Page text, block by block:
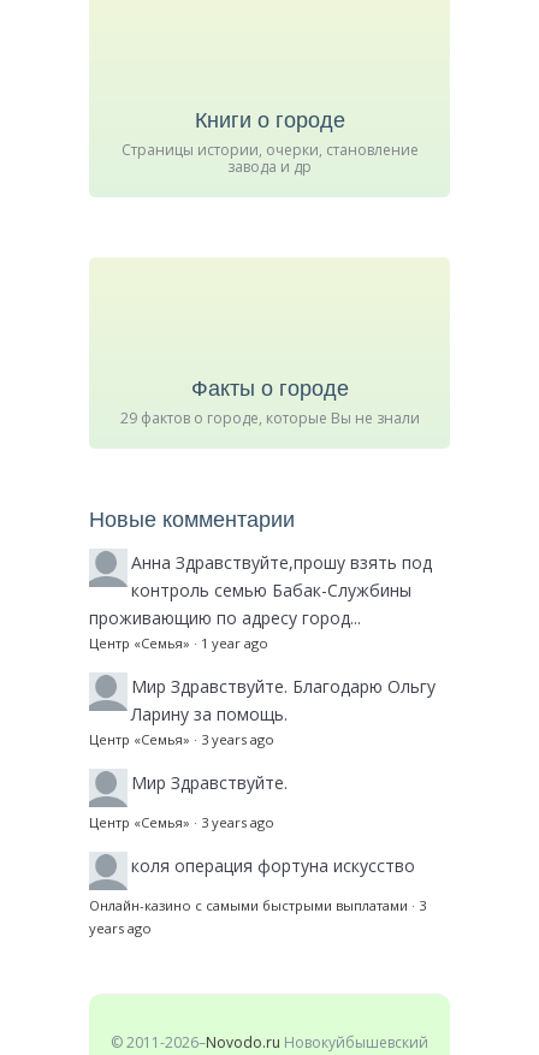
Книги о городе
Страницы истории, очерки, становление
завода и др
Факты о городе
29 фактов о городе, которые Вы не знали
Новые комментарии
Анна Здравствуйте,прошу взять под
контроль семью Бабак-Службины
проживающию по адресу город...
Центр «Семья» · 1 year ago
Мир Здравствуйте. Благодарю Ольгу
Ларину за помощь.
Центр «Семья» · 3 years ago
Мир Здравствуйте.
Центр «Семья» · 3 years ago
коля операция фортуна искусство
Онлайн-казино с самыми быстрыми выплатами · 3
years ago
© 2011-2026–Novodo.ru Новокуйбышевский